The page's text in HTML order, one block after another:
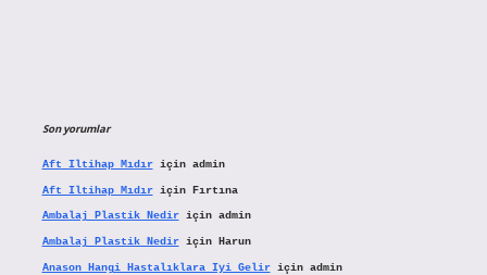
Son yorumlar
Aft Iltihap Mıdıriçin admin
Aft Iltihap Mıdıriçin Fırtına
Ambalaj Plastik Nediriçin admin
Ambalaj Plastik Nediriçin Harun
Anason Hangi Hastalıklara Iyi Geliriçin admin